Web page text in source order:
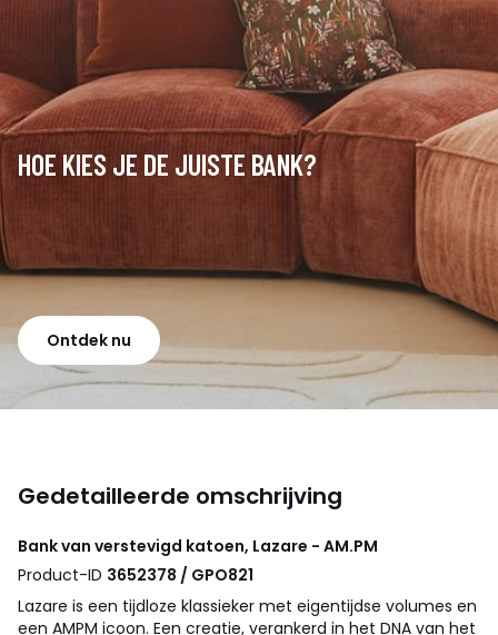
HOE KIES JE DE JUISTE BANK?
Ontdek nu
Gedetailleerde omschrijving
Bank van verstevigd katoen, Lazare - AM.PM
Product-ID 3652378 / GPO821
Lazare is een tijdloze klassieker met eigentijdse volumes en
een AMPM icoon. Een creatie, verankerd in het DNA van het